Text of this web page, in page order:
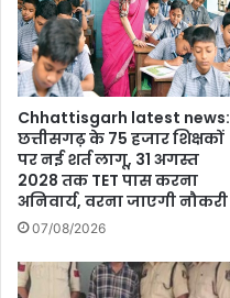
Chhattisgarh latest news:
छत्तीसगढ़ के 75 हजार शिक्षकों
पर नई शर्त लागू, 31 अगस्त
2028 तक TET पास करना
अनिवार्य, वरना जाएगी नौकरी
07/08/2026